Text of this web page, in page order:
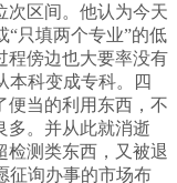
次区间。他认为今天
“只填两个专业”的低
程傍边也大要率没有
本科变成专科。四
便当的利用东西，不
多。并从此就消逝
检测类东西，又被退
征询办事的市场布